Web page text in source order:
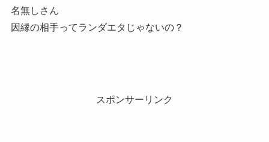
名無しさん
因縁の相手ってランダエタじゃないの？
スポンサーリンク